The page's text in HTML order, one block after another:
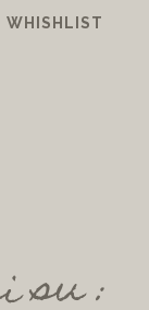
WHISHLIST
su :